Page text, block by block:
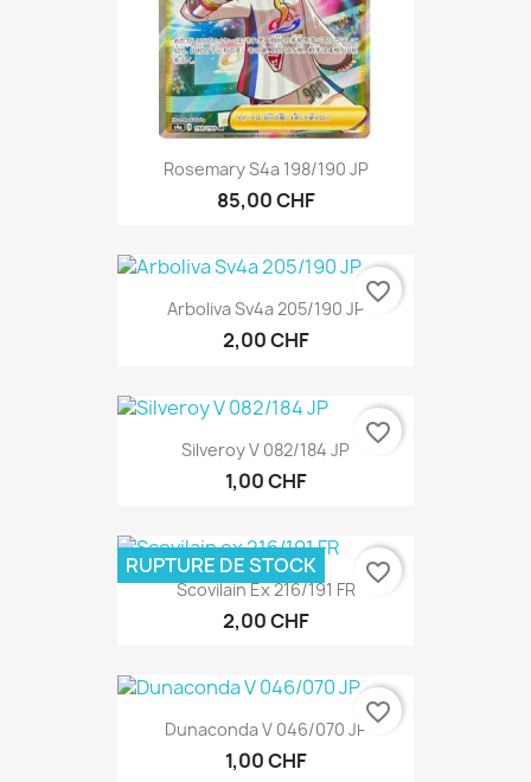
Rosemary S4a 198/190 JP
85,00 CHF
Arboliva Sv4a 205/190 JP
2,00 CHF
favorite_border
Silveroy V 082/184 JP
1,00 CHF
favorite_border
Scovilain Ex 216/191 FR
2,00 CHF
RUPTURE DE STOCK favorite_border
Dunaconda V 046/070 JP
1,00 CHF
favorite_border